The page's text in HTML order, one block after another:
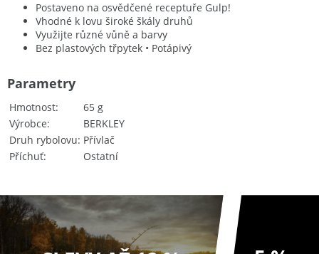
Postaveno na osvědčené receptuře Gulp!
Vhodné k lovu široké škály druhů
Využijte různé vůně a barvy
Bez plastových třpytek • Potápivý
Hmotnost
65 g
Výrobce
BERKLEY
Druh rybolovu Přívlač
Příchuť
Ostatní
Parametry